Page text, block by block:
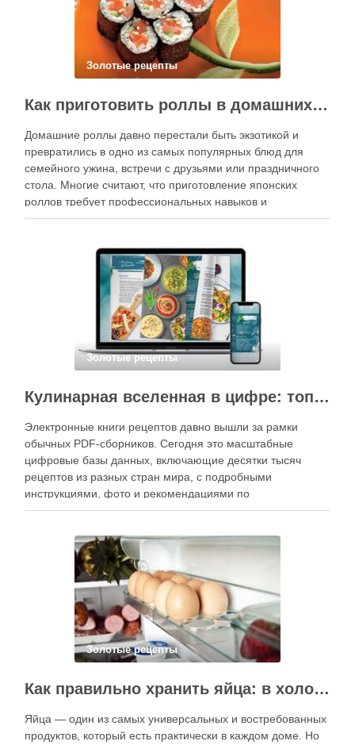
Золотые рецепты
Как приготовить роллы в домашних условиях?
Домашние роллы давно перестали быть экзотикой и
превратились в одно из самых популярных блюд для
семейного ужина, встречи с друзьями или праздничного
стола. Многие считают, что приготовление японских
роллов требует профессиональных навыков и
специального оборудования, однако на практике сделать
кухне. Главное — …
Золотые рецепты
Кулинарная вселенная в цифре: топ-3 самых больших электронных книг рецептов
Электронные книги рецептов давно вышли за рамки
обычных PDF-сборников. Сегодня это масштабные
цифровые базы данных, включающие десятки тысяч
рецептов из разных стран мира, с подробными
инструкциями, фото и рекомендациями по
приготовлению. В отличие от печатных изданий,
контент, расширять коллекции блюд и добавлять новые
функции. Ниже …
Золотые рецепты
Как правильно хранить яйца: в холодильнике или на полке?
Яйца — один из самых универсальных и востребованных
продуктов, который есть практически в каждом доме. Но